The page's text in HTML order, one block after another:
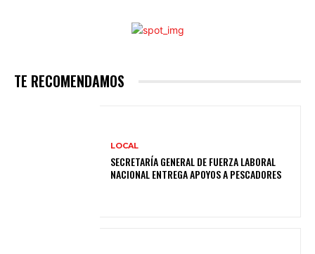
TE RECOMENDAMOS
LOCAL
SECRETARÍA GENERAL DE FUERZA LABORAL
NACIONAL ENTREGA APOYOS A PESCADORES